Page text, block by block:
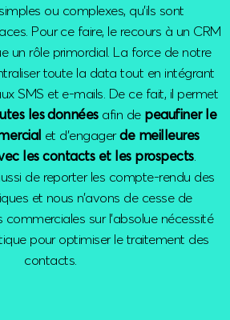
ou complexes, qu’ils sont
Pour ce faire, le recours à un CRM
un rôle primordial. La force de notre
toute la data tout en intégrant
SMS et e-mails. De ce fait, il permet
les donnéesafin de peaufiner le
et d’engagerde meilleures
les contacts et les prospects.
de reporter les compte-rendu des
et nous n’avons de cesse de
commerciales sur l’absolue nécessité
pour optimiser le traitement des
contacts.